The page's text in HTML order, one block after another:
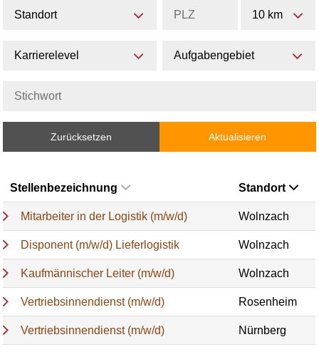
Standort 10 km
Karrierelevel Aufgabengebiet
Zurücksetzen Aktualisieren
Stellenbezeichnung Standort
Mitarbeiter in der Logistik (m/w/d) Wolnzach
Disponent (m/w/d) Lieferlogistik Wolnzach
Kaufmännischer Leiter (m/w/d) Wolnzach
Vertriebsinnendienst (m/w/d) Rosenheim
Vertriebsinnendienst (m/w/d) Nürnberg